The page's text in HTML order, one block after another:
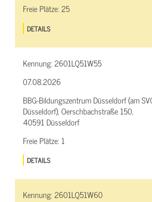
Freie Plätze:25
DETAILS
Kennung:2601LQ51W55
07.08.2026
BBG-Bildungszentrum Düsseldorf (am
Düsseldorf), Oerschbachstraße 150,
40591 Düsseldorf
Freie Plätze: 1
DETAILS
Kennung:2601LQ51W60